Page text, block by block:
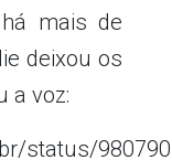
mais de
deixou os
a voz:
status/